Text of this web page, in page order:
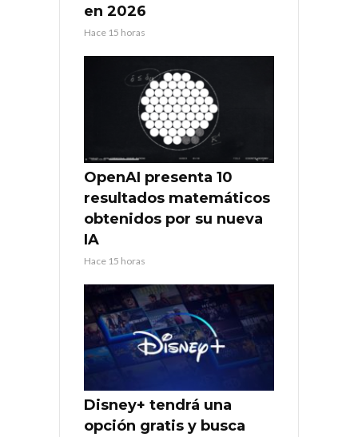
en 2026
Hace 15 horas
OpenAI presenta 10
resultados matemáticos
obtenidos por su nueva
IA
Hace 15 horas
Disney+ tendrá una
opción gratis y busca